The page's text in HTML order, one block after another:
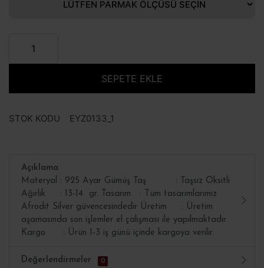
SEPETE EKLE
STOK KODU EYZ0133_1
Açıklama
Materyal : 925 Ayar Gümüş Taş : Taşsız Oksitli
Ağırlık : 13-14 gr. Tasarım : Tüm tasarımlarımız
Afrodit Silver güvencesindedir Üretim : Üretim
aşamasında son işlemler el çalışması ile yapılmaktadır.
Kargo : Ürün 1-3 iş günü içinde kargoya verilir.
Değerlendirmeler 0